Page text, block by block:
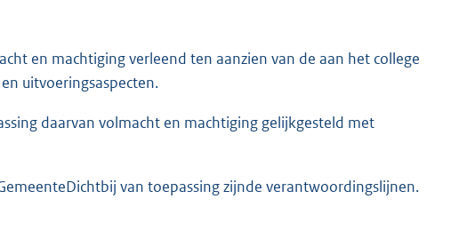
en machtiging verleend ten aanzien van de aan het college
uitvoeringsaspecten.
daarvan volmacht en machtiging gelijkgesteld met
van toepassing zijnde verantwoordingslijnen.